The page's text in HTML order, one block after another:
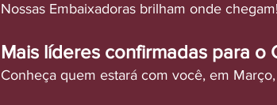
Nossas Embaixadoras brilham onde chegam!
Mais líderes confirmadas para o
Conheça quem estará com você, em Março,